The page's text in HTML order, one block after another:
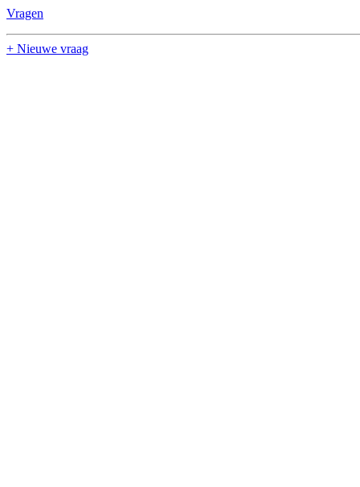
Vragen
+ Nieuwe vraag